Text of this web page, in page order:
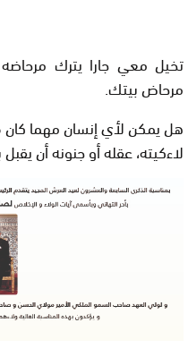
تخيل معي جارا يترك
مرحاض بيتك.
هل يمكن لأي إنسان مهما كان
لاءكيته، عقله أو جنونه أن